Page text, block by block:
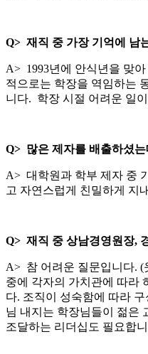
Q> 재직 중 가장 기억에 남
A> 1993년에 안식년을 맞
적으로는 학장을 역임하는
니다. 학장 시절 어려운 일
Q> 많은 제자를 배출하셨
A> 대학원과 학부 제자 중
고 자연스럽게 친밀하게 지
Q> 재직 중 상남경영원장,
A> 참 어려운 질문입니다. (
중에 각자의 가치관에 따라
다. 조직이 성숙함에 따라
님 내지는 학장님들이 젊은
조달하는 리더십도 필요합